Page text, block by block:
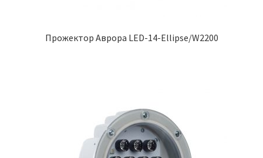
Прожектор Аврора LED-14-Ellipse/W2200